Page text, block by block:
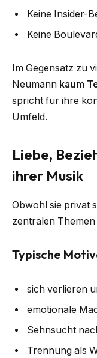
Keine Insider-
Keine
Im Gegensatz zu
Neumann kaum
spricht für ihre
Umfeld.
Liebe,
ihrer Musik
Obwohl sie privat
zentralen
Typische
sich verlieren
emotionale
Sehnsucht
Trennung als